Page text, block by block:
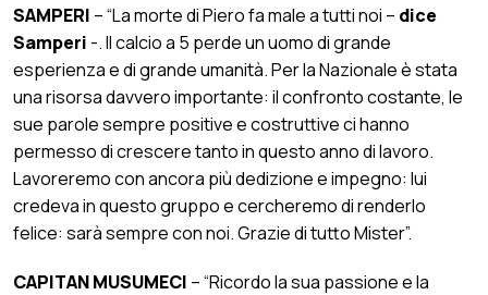
SAMPERI – “La morte di Piero fa male a tutti noi – dice
Samperi -. Il calcio a 5 perde un uomo di grande
esperienza e di grande umanità. Per la Nazionale è stata
una risorsa davvero importante: il confronto costante, le
sue parole sempre positive e costruttive ci hanno
permesso di crescere tanto in questo anno di lavoro.
Lavoreremo con ancora più dedizione e impegno: lui
credeva in questo gruppo e cercheremo di renderlo
felice: sarà sempre con noi. Grazie di tutto Mister”.
CAPITAN MUSUMECI – “Ricordo la sua passione e la